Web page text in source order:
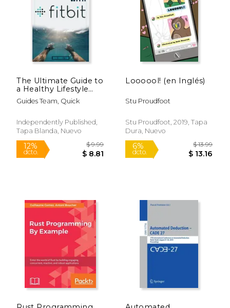
$ 109.99
$ 93.49
12%
dcto.
The Ultimate Guide to
a Healthy Lifestyle
with Fitbit: All The
Features Of Fitbit In
(en Inglés)
Guides Team, Quick
Independently Published,
Tapa Blanda, Nuevo
Loooool! (en Inglés)
Stu Proudfoot
Stu Proudfoot, 2019, Tapa
Dura, Nuevo